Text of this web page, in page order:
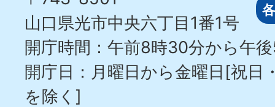
山口県光市中央六丁目1番1号
開庁時間：午前8時30分から午
開庁日：月曜日から金曜日[祝日
を除く]